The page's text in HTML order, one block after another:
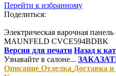
Перейти к избранному
Поделиться:
Электрическая варочная
MAUNFELD CVCE594BDBK
Версия для печати Назад к
Узнавайте в салоне...
Описание Отделка Доставка и